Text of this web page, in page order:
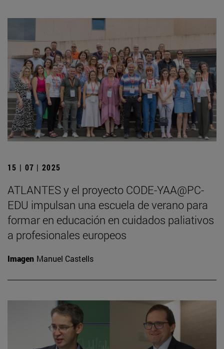
15 | 07 | 2025
ATLANTES y el proyecto CODE-YAA@PC-
EDU impulsan una escuela de verano para
formar en educación en cuidados paliativos
a profesionales europeos
Imagen Manuel Castells